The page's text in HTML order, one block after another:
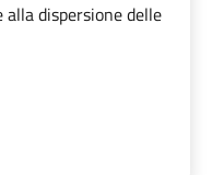
dispersione delle